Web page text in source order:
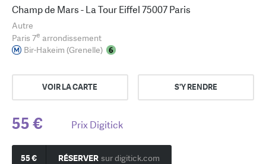
Champ de Mars - La Tour Eiffel 75007 Paris
Autre
Paris 7e arrondissement
Bir-Hakeim (Grenelle)
VOIR LA CARTE S'Y RENDRE
55 € Prix Digitick
55 € RÉSERVER sur digitick.com